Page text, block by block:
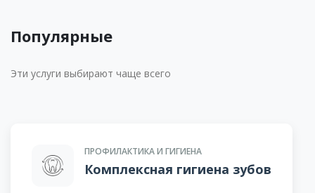
Популярные
Эти услуги выбирают чаще всего
ПРОФИЛАКТИКА И ГИГИЕНА
Комплексная гигиена зубов